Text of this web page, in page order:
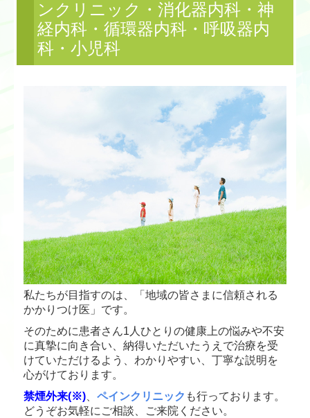
ンクリニック・消化器内科・神
経内科・循環器内科・呼吸器内
科・小児科
私たちが目指すのは、「地域の皆さまに信頼される
かかりつけ医」です。
そのために患者さん1人ひとりの健康上の悩みや不安
に真摯に向き合い、納得いただいたうえで治療を受
けていただけるよう、わかりやすい、丁寧な説明を
心がけております。
禁煙外来(※) 、ペインクリニック も行っております。
どうぞお気軽にご相談、ご来院ください。